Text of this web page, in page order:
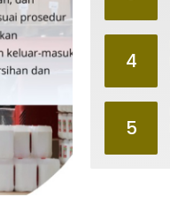
4
5